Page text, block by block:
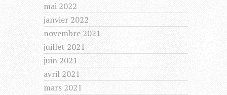
mai 2022
janvier 2022
novembre 2021
juillet 2021
juin 2021
avril 2021
mars 2021